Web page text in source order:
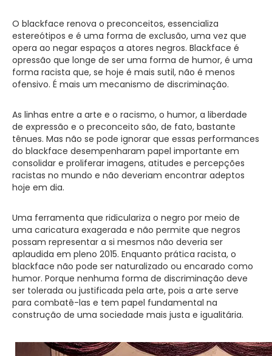
O blackface renova o preconceitos, essencializa
estereótipos e é uma forma de exclusão, uma vez que
opera ao negar espaços a atores negros. Blackface é
opressão que longe de ser uma forma de humor, é uma
forma racista que, se hoje é mais sutil, não é menos
ofensivo. É mais um mecanismo de discriminação.
As linhas entre a arte e o racismo, o humor, a liberdade
de expressão e o preconceito são, de fato, bastante
tênues. Mas não se pode ignorar que essas performances
do blackface desempenharam papel importante em
consolidar e proliferar imagens, atitudes e percepções
racistas no mundo e não deveriam encontrar adeptos
hoje em dia.
Uma ferramenta que ridiculariza o negro por meio de
uma caricatura exagerada e não permite que negros
possam representar a si mesmos não deveria ser
aplaudida em pleno 2015. Enquanto prática racista, o
blackface não pode ser naturalizado ou encarado como
humor. Porque nenhuma forma de discriminação deve
ser tolerada ou justificada pela arte, pois a arte serve
para combatê-las e tem papel fundamental na
construção de uma sociedade mais justa e igualitária.